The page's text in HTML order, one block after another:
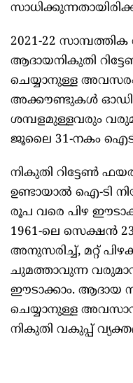
2021-22
ആദായനികുതി
ചെയ്യാനുള്ള
അക്കൗണ്ടുകൾ ഓഡിറ്റ്
ശമ്പളമുള്ളവരും
ജൂലൈ 31-നകം
നികുതി റിട്ടേൺ
ഉണ്ടായാൽ ഐ-ടി
രൂപ വരെ പിഴ
1961-ലെ സെക്ഷൻ
അനുസരിച്ച്, മറ്റ്
ചുമത്താവുന്ന
ഈടാക്കാം. ആദായ
ചെയ്യാനുള്ള അവസാന
നികുതി വകുപ്പ്